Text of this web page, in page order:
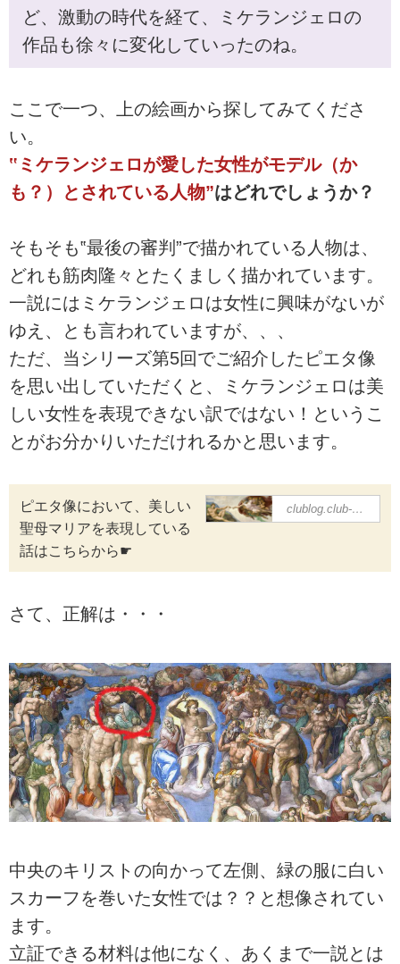
ど、激動の時代を経て、ミケランジェロの
作品も徐々に変化していったのね。
ここで一つ、上の絵画から探してみてくださ
い。
‟ミケランジェロが愛した女性がモデル（か
も？）とされている人物”はどれでしょうか？
そもそも‟最後の審判”で描かれている人物は、
どれも筋肉隆々とたくましく描かれています。
一説にはミケランジェロは女性に興味がないが
ゆえ、とも言われていますが、、、
ただ、当シリーズ第5回でご紹介したピエタ像
を思い出していただくと、ミケランジェロは美
しい女性を表現できない訳ではない！というこ
とがお分かりいただけれるかと思います。
ピエタ像において、美しい
聖母マリアを表現している
話はこちらから☛
＜第5回＞ 『生
まれながらの彫
会いとピサロ
オナルド・ダヴィ
ンチ同様に‟万能
の天才”と呼ばれ
るほど、彫刻、絵
画、建築と多才な
らではの功績を残
していますが、若
くして彫刻家とし
ての才能を花開か
せます。
clublog.club-t.com
さて、正解は・・・
中央のキリストの向かって左側、緑の服に白い
スカーフを巻いた女性では？？と想像されてい
ます。
立証できる材料は他になく、あくまで一説とは